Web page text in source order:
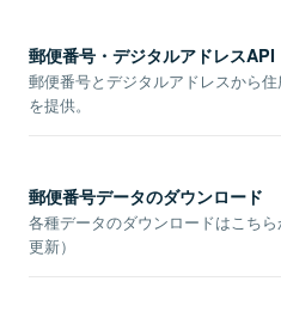
郵便番号・デジタルアドレスAPI
郵便番号とデジタルアドレスから
を提供。
郵便番号データのダウンロード
各種データのダウンロードはこち
更新）